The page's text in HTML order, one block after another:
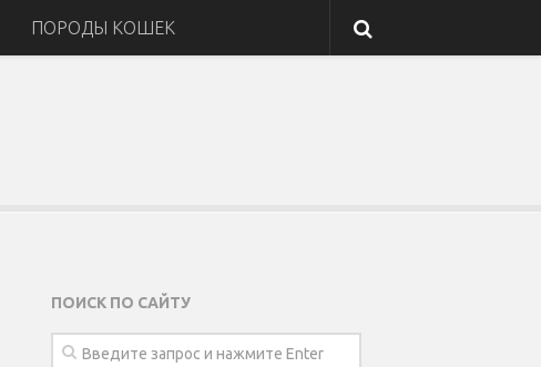
ПОРОДЫ КОШЕК
ПОИСК ПО САЙТУ